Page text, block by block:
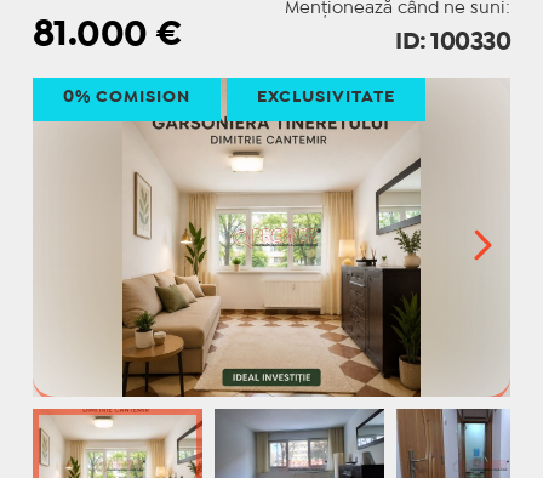
Menționează când ne suni:
81.000€ ID: 100330
0% COMISION EXCLUSIVITATE